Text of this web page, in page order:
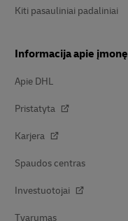
Kiti pasauliniai padaliniai
Informacija apie įmonę
Apie DHL
Pristatyta
Karjera
Spaudos centras
Investuotojai
Tvarumas